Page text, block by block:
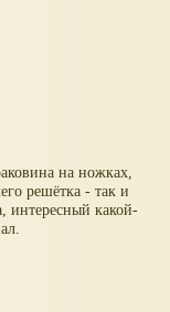
на ножках,
решётка - так и
интересный какой-